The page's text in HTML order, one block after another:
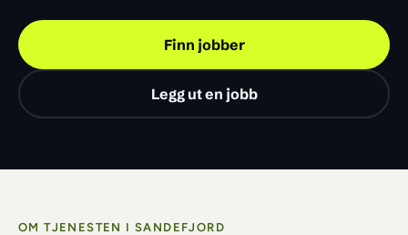
Finn jobber
Legg ut en jobb
OM TJENESTEN I SANDEFJORD